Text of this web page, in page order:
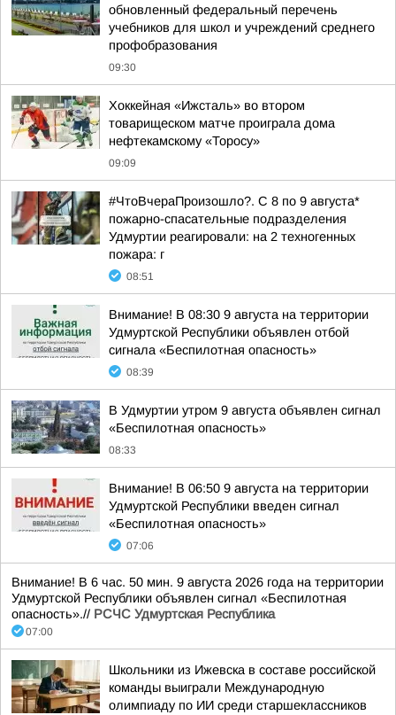
обновленный федеральный перечень
учебников для школ и учреждений среднего
профобразования
09:30
Хоккейная «Ижсталь» во втором
товарищеском матче проиграла дома
нефтекамскому «Торосу»
09:09
#ЧтоВчераПроизошло?. С 8 по 9 августа*
пожарно-спасательные подразделения
Удмуртии реагировали: на 2 техногенных
пожара: г
08:51
Внимание! В 08:30 9 августа на территории
Удмуртской Республики объявлен отбой
сигнала «Беспилотная опасность»
08:39
В Удмуртии утром 9 августа объявлен сигнал
«Беспилотная опасность»
08:33
Внимание! В 06:50 9 августа на территории
Удмуртской Республики введен сигнал
«Беспилотная опасность»
07:06
Внимание! В 6 час. 50 мин. 9 августа 2026 года на территории
Удмуртской Республики объявлен сигнал «Беспилотная
опасность».// РСЧС Удмуртская Республика
07:00
Школьники из Ижевска в составе российской
команды выиграли Международную
олимпиаду по ИИ среди старшеклассников